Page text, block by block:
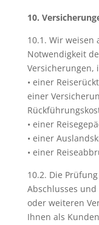
10.
10.1. Wir
Notwendigkeit
Versicherungen,
• einer
einer
• einer
• einer
• einer
10.2. Die
Abschlusses
oder weiteren
Ihnen als